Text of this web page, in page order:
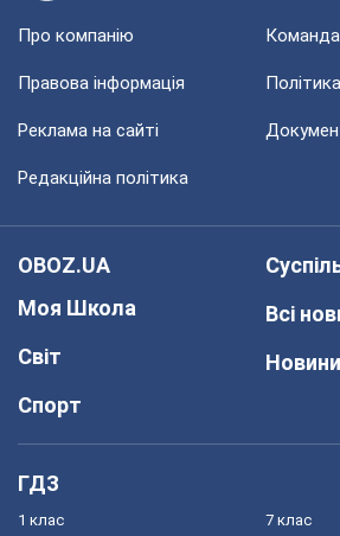
Про компанію Команда
Правова інформація
Реклама на сайті
Редакційна політика
OBOZ.UA
Моя Школа
Світ
Спорт
Всі
ГДЗ
1 клас 7 клас